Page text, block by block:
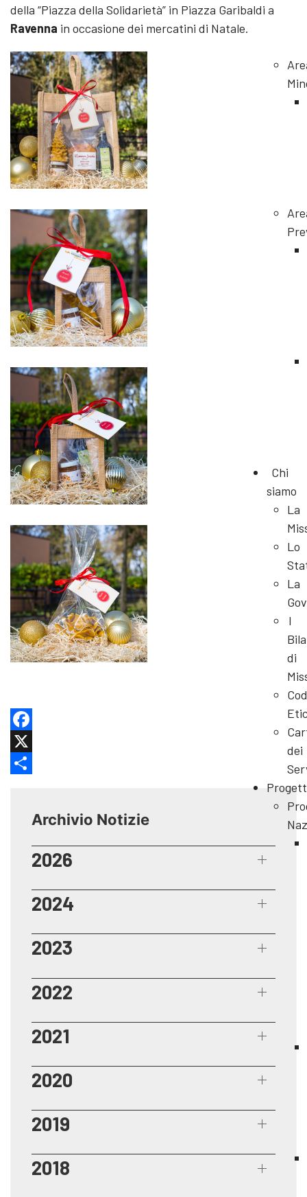
Chi
siamo
La
Lo
La
I
di
dei
della “Piazza della Solidarietà” in Piazza Garibaldi a
Ravenna in occasione dei mercatini di Natale.
Facebook
X
Archivio Notizie
2026
2024
2023
2022
2021
2020
2019
2018